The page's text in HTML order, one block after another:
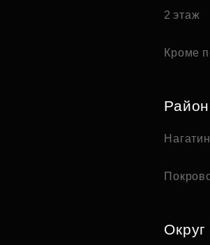
2 этаж
Кроме
Округ